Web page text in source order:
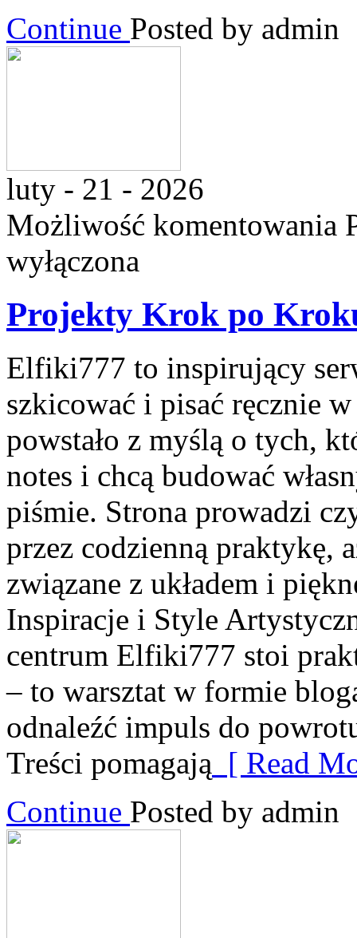
Continue Posted by admin
luty - 21 - 2026
Możliwość komentowania
wyłączona
Projekty Krok po
Elfiki777 to inspirujący
szkicować i pisać ręcznie
powstało z myślą o tych,
notes i chcą budować
piśmie. Strona prowadzi
przez codzienną praktykę,
związane z układem i
Inspiracje i Style
centrum Elfiki777 stoi
– to warsztat w formie
odnaleźć impuls do
Treści pomagają [ Read
Continue Posted by admin